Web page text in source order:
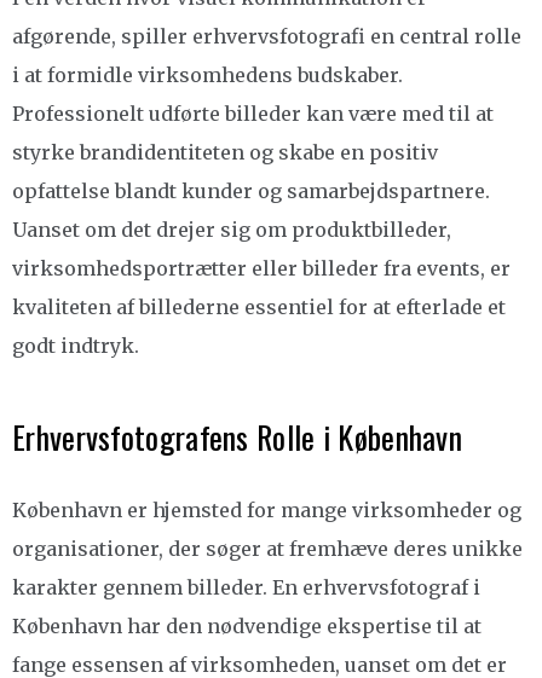
afgørende, spiller erhvervsfotografi en central rolle
i at formidle virksomhedens budskaber.
Professionelt udførte billeder kan være med til at
styrke brandidentiteten og skabe en positiv
opfattelse blandt kunder og samarbejdspartnere.
Uanset om det drejer sig om produktbilleder,
virksomhedsportrætter eller billeder fra events, er
kvaliteten af billederne essentiel for at efterlade et
godt indtryk.
Erhvervsfotografens Rolle i København
København er hjemsted for mange virksomheder og
organisationer, der søger at fremhæve deres unikke
karakter gennem billeder. En erhvervsfotograf i
København har den nødvendige ekspertise til at
fange essensen af virksomheden, uanset om det er